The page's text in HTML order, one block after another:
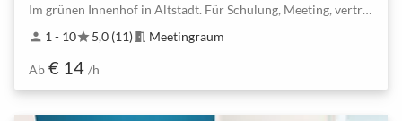
Im grünen Innenhof in Altstadt. Für Schulung, Meeting, vertrauliche Gespräche
person 1 - 10star5,0 (11) meeting_room Meetingraum
Ab € 14 /h